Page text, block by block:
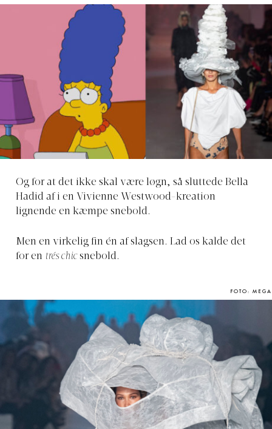
Og for at det ikke skal være løgn, så sluttede Bella
Hadid af i en Vivienne Westwood-kreation
lignende en kæmpe snebold.
Men en virkelig fin én af slagsen. Lad os kalde det
for en trés chicsnebold.
FOTO: MEGA